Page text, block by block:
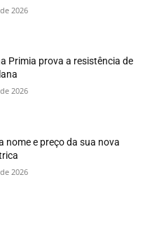
2026
Primia prova a resistência de
2026
nome e preço da sua nova
2026